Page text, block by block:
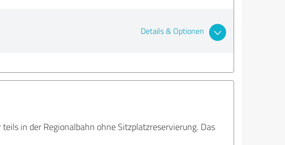
Details & Optionen
in der Regionalbahn ohne Sitzplatzreservierung. Das